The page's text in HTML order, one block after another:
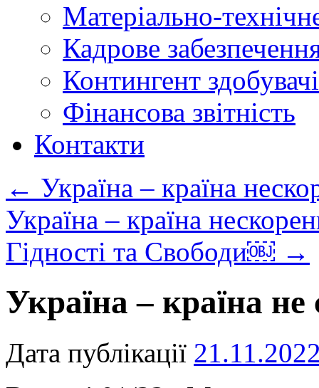
Матеріально-
Кадрове
Контингент
Фінансова звітність
Контакти
← Україна – країна
Україна – країна
Гідності та Свободи￼ →
Україна – країна не
Дата публікації